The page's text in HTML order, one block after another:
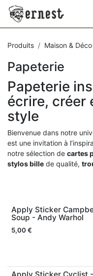
SE RENDRE AU CONTENU
Produits Maison & Déco
Papeterie
Papeterie
écrire, créer
style
Bienvenue dans notre
est une invitation à
notre sélection de cartes
stylos bille de qualité,
Apply Sticker
Soup - Andy Warhol
5,00 €